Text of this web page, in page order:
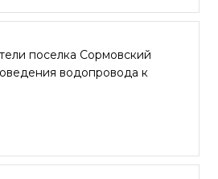
поселка Сормовский
водопровода к